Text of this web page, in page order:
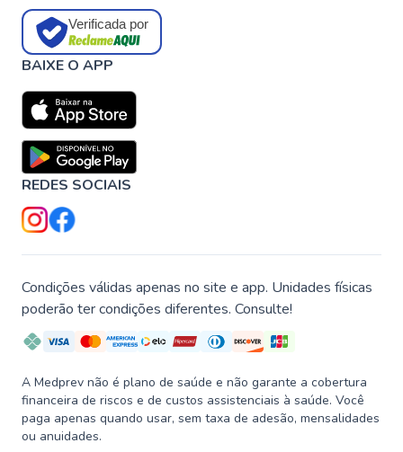
Verificada por
BAIXE O APP
REDES SOCIAIS
Condições válidas apenas no site e app. Unidades físicas
poderão ter condições diferentes. Consulte!
A Medprev não é plano de saúde e não garante a cobertura
financeira de riscos e de custos assistenciais à saúde. Você
paga apenas quando usar, sem taxa de adesão, mensalidades
ou anuidades.